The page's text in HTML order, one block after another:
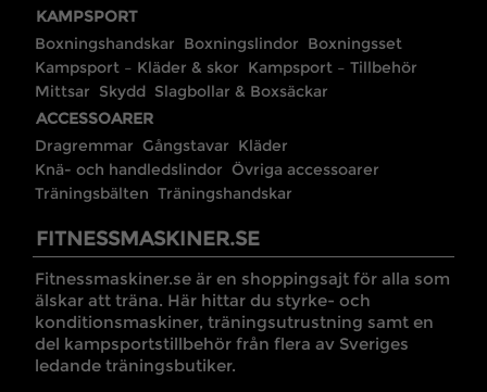
KAMPSPORT
Boxningshandskar Boxningslindor Boxningsset
Kampsport – Kläder & skor Kampsport – Tillbehör
Mittsar Skydd Slagbollar & Boxsäckar
ACCESSOARER
Dragremmar Gångstavar Kläder
Knä- och handledslindor Övriga accessoarer
Träningsbälten Träningshandskar
FITNESSMASKINER.SE
Fitnessmaskiner.se är en shoppingsajt för alla som
älskar att träna. Här hittar du styrke- och
konditionsmaskiner, träningsutrustning samt en
del kampsportstillbehör från flera av Sveriges
ledande träningsbutiker.